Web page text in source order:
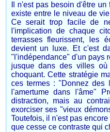
Il n'est pas besoin d'être
existe entre le niveau de
Ce serait trop facile de
l'implication de chaque
terrasses fleurissent, les
devient un luxe. Et c'est
"l'indépendance" d'un pays
jusque dans des villes
choquant. Cette stratégie
ces termes : "Donnez
l'amertume dans l'âme"
distraction, mais au
exorciser ses "vieux
Toutefois, il n'est pas
que cesse ce contraste qui